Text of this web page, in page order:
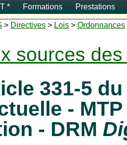
* Formations Prestations
> Directives > Lois > Ordonnances
sources
331-5
-
- DRM